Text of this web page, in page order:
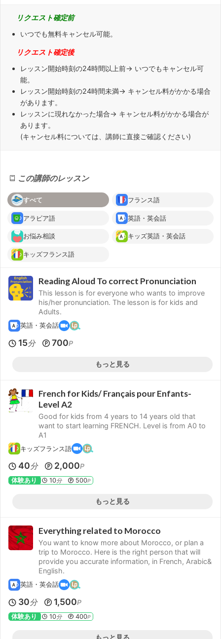
リクエスト確定前
いつでも無料キャンセル可能。
リクエスト確定後
レッスン開始時刻の24時間以上前→ いつでもキャンセル可
能。
レッスン開始時刻の24時間未満→ キャンセル料がかかる場合
があります。
レッスンに現れなかった場合→ キャンセル料がかかる場合が
あります。
(キャンセル料については、講師に直接ご確認ください)
この講師のレッスン
すべて フランス語
アラビア語 英語・英会話
お悩み相談 キッズ英語・英会話
キッズフランス語
Reading Aloud To correct Pronunciation
This lesson is for everyone who wants to improve
his/her pronunciation. The lesson is for kids and
Adults.
英語・英会話
15分 700P
もっと見る
French for Kids/ Français pour Enfants-
Level A2
Good for kids from 4 years to 14 years old that
want to start learning FRENCH. Level is from A0 to
A1
キッズフランス語
40分 2,000P
体験あり 10分 500P
もっと見る
Everything related to Morocco
You want to know more about Morocco, or plan a
trip to Morocco. Here is the right person that will
provide you accurate information, in French, Arabic&
English.
英語・英会話
30分 1,500P
体験あり 10分 400P
もっと見る